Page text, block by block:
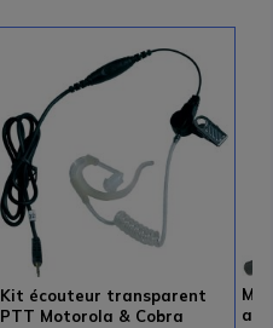
Kit écouteur transparent
PTT Motorola & Cobra